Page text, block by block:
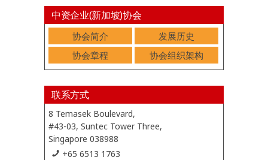
中资企业(新加坡)协会
协会简介
发展历史
协会章程
协会组织架构
联系方式
8 Temasek Boulevard,
#43-03, Suntec Tower Three,
Singapore 038988
+65 6513 1763